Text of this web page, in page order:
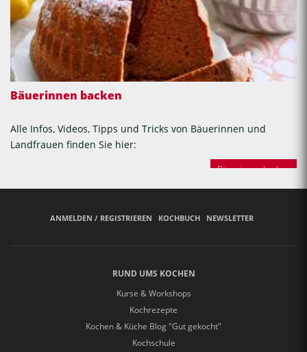
Bäuerinnen backen
Alle Infos, Videos, Tipps und Tricks von Bäuerinnen und
Landfrauen finden Sie hier:
Bäuerinnen backen
ANMELDEN / REGISTRIEREN KOCHBUCH NEWSLETTER
RUND UMS KOCHEN
Kurse & Workshops
Kochrezepte
Kochen & Küche Blog "Gut gekocht"
Kochschule